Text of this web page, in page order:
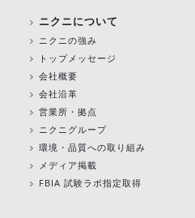
ニクニについて
ニクニの強み
トップメッセージ
会社概要
会社沿革
営業所・拠点
ニクニグループ
環境・品質への取り組み
メディア掲載
FBIA 試験ラボ指定取得